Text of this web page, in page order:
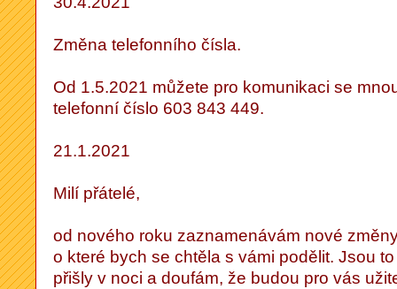
Změna telefonního čísla.
Od 1.5.2021 můžete pro komunikaci se
telefonní číslo 603 843 449.
21.1.2021
Milí přátelé,
od nového roku zaznamenávám nové
o které bych se chtěla s vámi podělit. Jsou
přišly v noci a doufám, že budou pro vás